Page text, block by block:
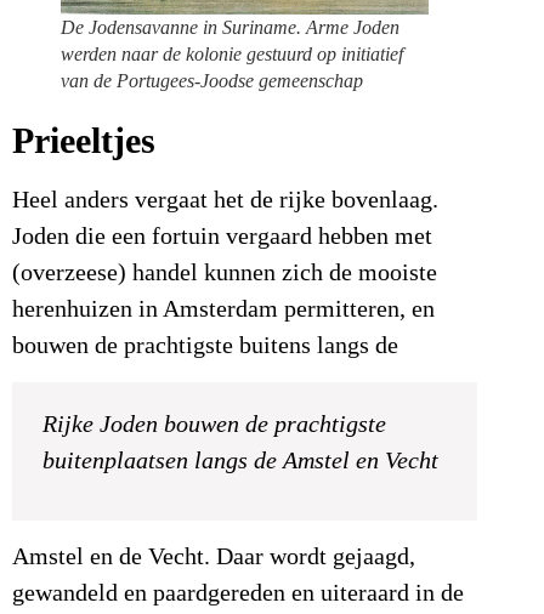
De Jodensavanne in Suriname. Arme Joden
werden naar de kolonie gestuurd op initiatief
van de Portugees-Joodse gemeenschap
Prieeltjes
Heel anders vergaat het de rijke bovenlaag.
Joden die een fortuin vergaard hebben met
(overzeese) handel kunnen zich de mooiste
herenhuizen in Amsterdam permitteren, en
bouwen de prachtigste buitens langs de
Rijke Joden bouwen de prachtigste
buitenplaatsen langs de Amstel en Vecht
Amstel en de Vecht. Daar wordt gejaagd,
gewandeld en paardgereden en uiteraard in de